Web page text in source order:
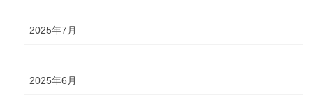
2025年7月
2025年6月